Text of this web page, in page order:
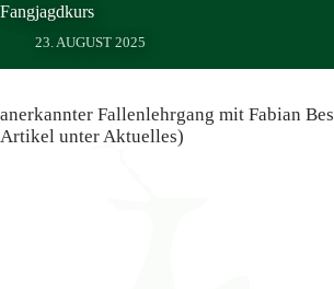
Fangjagdkurs
23. AUGUST 2025
anerkannter Fallenlehrgang mit Fabian
Artikel unter Aktuelles)